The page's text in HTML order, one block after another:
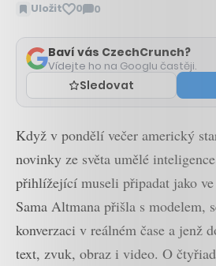
Uložit 0 0
Zobrazit
Baví vás CzechCrunch?
Vídejte ho na Googlu častěji.
Sledovat
Když v pondělí večer americký
novinky ze světa umělé
přihlížející museli připadat jako
Sama Altmana přišla s modelem,
konverzaci v reálném čase a jenž
text, zvuk, obraz i video. O